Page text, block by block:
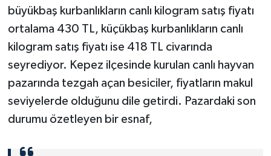
büyükbaş kurbanlıkların canlı kilogram satış fiyatı
ortalama 430 TL, küçükbaş kurbanlıkların canlı
kilogram satış fiyatı ise 418 TL civarında
seyrediyor. Kepez ilçesinde kurulan canlı hayvan
pazarında tezgah açan besiciler, fiyatların makul
seviyelerde olduğunu dile getirdi. Pazardaki son
durumu özetleyen bir esnaf,